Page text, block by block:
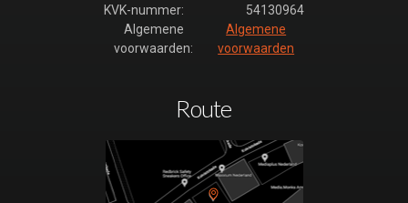
KVK-nummer:
54130964
Algemene
voorwaarden:
Algemene
voorwaarden
Route